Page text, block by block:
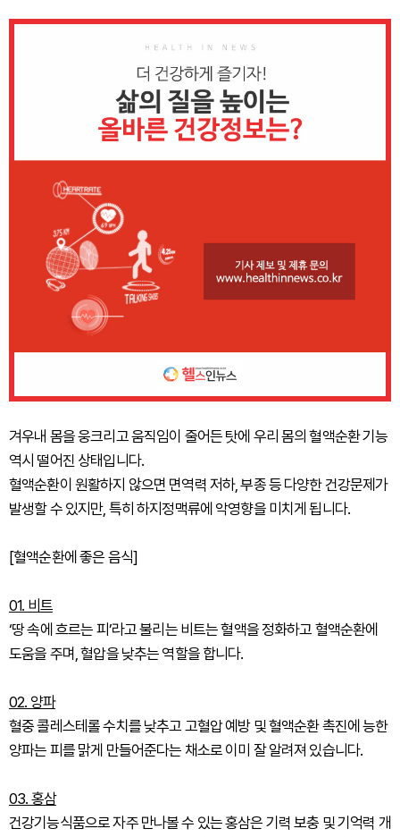
겨우내 몸을 웅크리고 움직임이 줄어든 탓에 우리 몸의 혈액순환 기능
역시 떨어진 상태입니다.
혈액순환이 원활하지 않으면 면역력 저하, 부종 등 다양한 건강문제가
발생할 수 있지만, 특히 하지정맥류에 악영향을 미치게 됩니다.
[혈액순환에 좋은 음식]
01. 비트
‘땅 속에 흐르는 피’라고 불리는 비트는 혈액을 정화하고 혈액순환에
도움을 주며, 혈압을 낮추는 역할을 합니다.
02. 양파
혈중 콜레스테롤 수치를 낮추고 고혈압 예방 및 혈액순환 촉진에 능한
양파는 피를 맑게 만들어준다는 채소로 이미 잘 알려져 있습니다.
03. 홍삼
건강기능식품으로 자주 만나볼 수 있는 홍삼은 기력 보충 및 기억력 개